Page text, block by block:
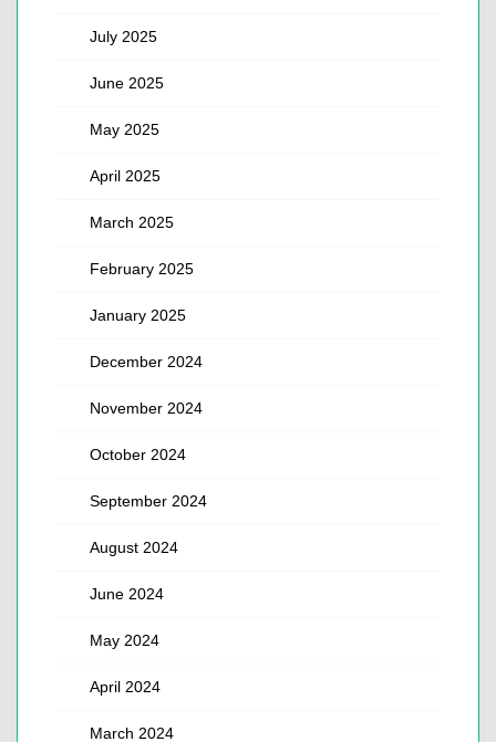
July 2025
June 2025
May 2025
April 2025
March 2025
February 2025
January 2025
December 2024
November 2024
October 2024
September 2024
August 2024
June 2024
May 2024
April 2024
March 2024